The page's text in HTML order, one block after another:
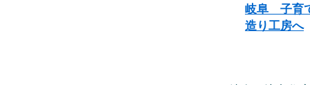
岐阜 子育
造り工房へ